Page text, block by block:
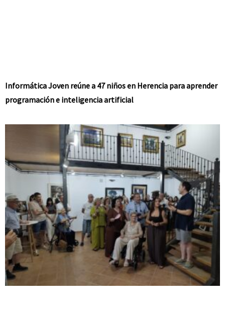
Informática Joven reúne a 47 niños en Herencia para aprender
programación e inteligencia artificial